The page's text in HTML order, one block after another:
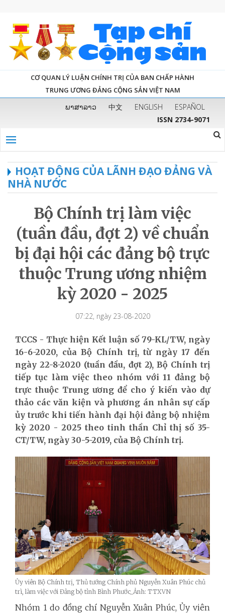
CƠ QUAN LÝ LUẬN CHÍNH TRỊ CỦA BAN CHẤP HÀNH
TRUNG ƯƠNG ĐẢNG CỘNG SẢN VIỆT NAM
ພາສາລາວ 中文 ENGLISH
ESPAÑOL
ISSN 2734-9071
HOẠT ĐỘNG CỦA LÃNH ĐẠO ĐẢNG VÀ
NHÀ NƯỚC
Bộ Chính trị làm việc
(tuần đầu, đợt 2) về chuẩn
bị đại hội các đảng bộ trực
thuộc Trung ương nhiệm
kỳ 2020 - 2025
07:22, ngày 23-08-2020
TCCS - Thực hiện Kết luận số 79-KL/TW, ngày
16-6-2020, của Bộ Chính trị, từ ngày 17 đến
ngày 22-8-2020 (tuần đầu, đợt 2), Bộ Chính trị
tiếp tục làm việc theo nhóm với 11 đảng bộ
trực thuộc Trung ương để cho ý kiến vào dự
thảo các văn kiện và phương án nhân sự cấp
ủy trước khi tiến hành đại hội đảng bộ nhiệm
kỳ 2020 - 2025 theo tinh thần Chỉ thị số 35-
CT/TW, ngày 30-5-2019, của Bộ Chính trị.
Ủy viên Bộ Chính trị, Thủ tướng Chính phủ Nguyễn Xuân Phúc chủ
trì, làm việc với Đảng bộ tỉnh Bình Phước_Ảnh: TTXVN
Nhóm 1 do đồng chí Nguyễn Xuân Phúc, Ủy viên